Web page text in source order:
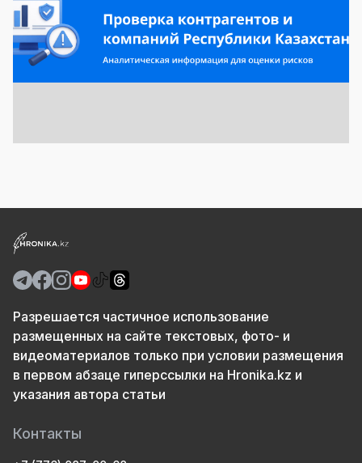
Разрешается частичное использование
размещенных на сайте текстовых, фото- и
видеоматериалов только при условии размещения
в первом абзаце гиперссылки на Hronika.kz и
указания автора статьи
Контакты